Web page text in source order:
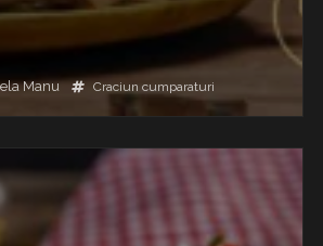
Manu Craciun cumparaturi